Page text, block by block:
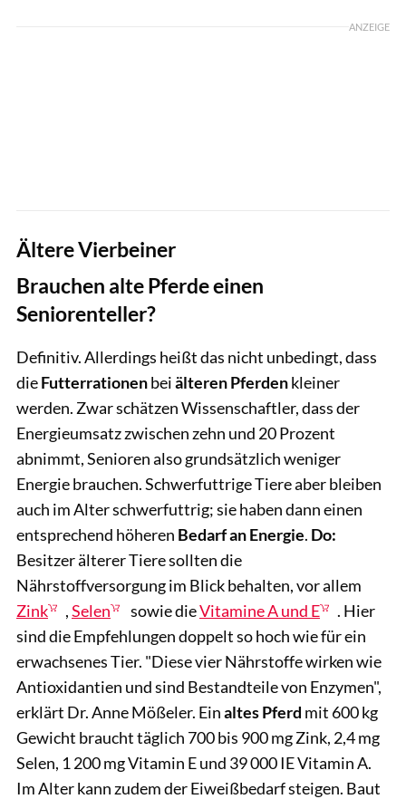
ANZEIGE
Ältere Vierbeiner
Brauchen alte Pferde einen
Seniorenteller?
Definitiv. Allerdings heißt das nicht unbedingt, dass
dieFutterrationenbeiälteren Pferdenkleiner
werden. Zwar schätzen Wissenschaftler, dass der
Energieumsatz zwischen zehn und 20 Prozent
abnimmt, Senioren also grundsätzlich weniger
Energie brauchen. Schwerfuttrige Tiere aber bleiben
auch im Alter schwerfuttrig; sie haben dann einen
entsprechend höheren Bedarf an Energie. Do:
Besitzer älterer Tiere sollten die
Nährstoffversorgung im Blick behalten, vor allem
Zink
,Selen sowie dieVitamine A und E
. Hier
sind die Empfehlungen doppelt so hoch wie für ein
erwachsenes Tier. "Diese vier Nährstoffe wirken wie
Antioxidantien und sind Bestandteile von Enzymen",
erklärt Dr. Anne Mößeler. Einaltes Pferd mit 600 kg
Gewicht braucht täglich 700 bis 900 mg Zink, 2,4 mg
Selen, 1 200 mg Vitamin E und 39 000 IE Vitamin A.
Im Alter kann zudem der Eiweißbedarf steigen. Baut